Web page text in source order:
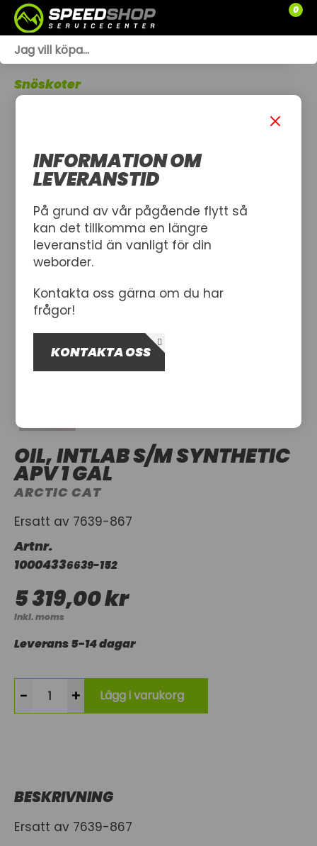
0
SLÄPVAGNAR
Snöskoter
OIL, INTLAB S/M SYNTHETIC
APV 1 GAL
ARCTIC CAT
Ersatt av 7639-867
Artnr.
10004336639-152
5 319,00 kr
Inkl. moms
Leverans 5-14 dagar
- + Lägg i varukorg
BESKRIVNING
Ersatt av 7639-867
INFORMATION OM
LEVERANSTID
På grund av vår pågående flytt så
kan det tillkomma en längre
leveranstid än vanligt för din
weborder.
Kontakta oss gärna om du har
frågor!
KONTAKTA OSS